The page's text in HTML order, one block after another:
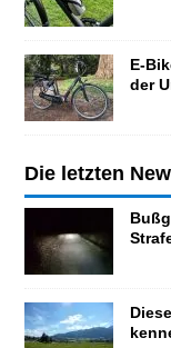
E-
der
Die letzten